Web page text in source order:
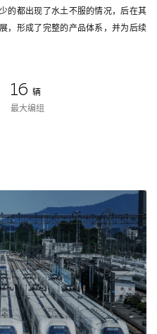
的都出现了水土不服的情况，后在其
，形成了完整的产品体系，并为后续
16 辆
最大编组